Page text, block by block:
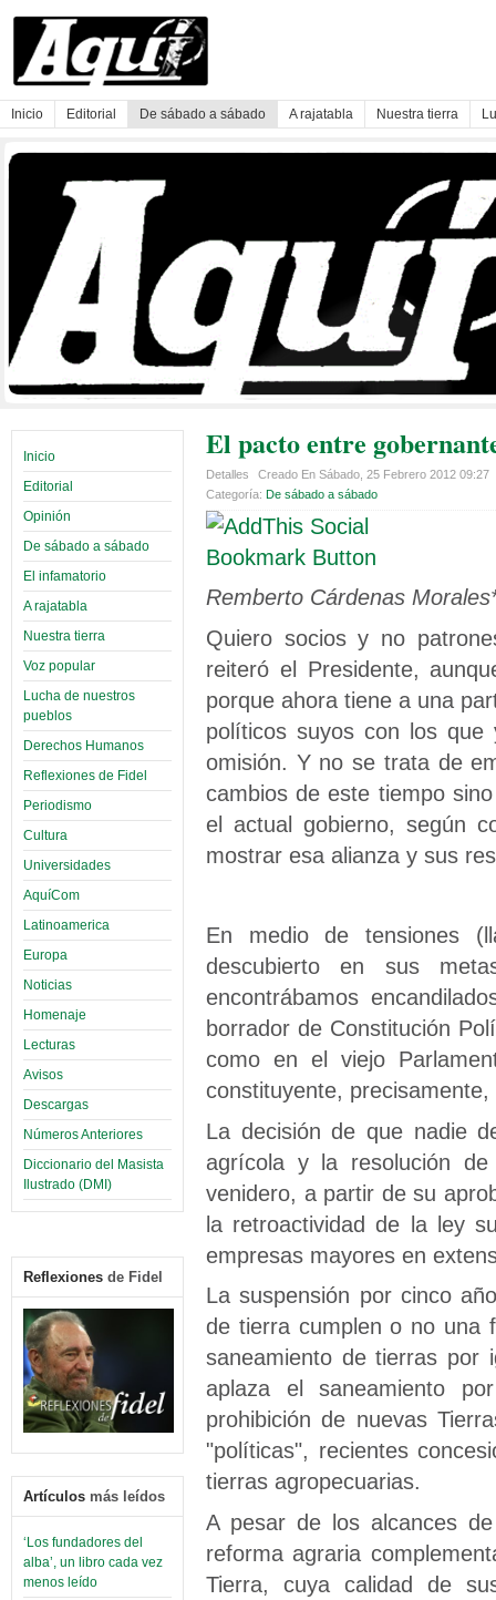
Inicio Editorial De sábado a sábado A rajatabla Nuestra tierra
Inicio
Editorial
Opinión
De sábado a sábado
El infamatorio
A rajatabla
Nuestra tierra
Voz popular
Lucha de nuestros
pueblos
Derechos Humanos
Reflexiones de Fidel
Periodismo
Cultura
Universidades
AquíCom
Latinoamerica
Europa
Noticias
Homenaje
Lecturas
Avisos
Descargas
Números Anteriores
Diccionario del Masista
Ilustrado (DMI)
Reflexiones de Fidel
Artículos más leídos
‘Los fundadores del
alba’, un libro cada vez
menos leído
El pacto entre
Detalles
Creado En Sábado, 25 Febrero 2012 09:27
Categoría: De sábado a sábado
Remberto Cárdenas
Quiero socios y no
reiteró el Presidente,
porque ahora tiene a una
políticos suyos con los que
omisión. Y no se trata de
cambios de este tiempo
el actual gobierno, según
mostrar esa alianza y sus
En medio de tensiones
descubierto en sus
encontrábamos
borrador de Constitución
como en el viejo
constituyente,
La decisión de que nadie
agrícola y la resolución
venidero, a partir de su
la retroactividad de la ley
empresas mayores en
La suspensión por cinco
de tierra cumplen o no una
saneamiento de tierras por
aplaza el saneamiento
prohibición de nuevas
"políticas", recientes
tierras agropecuarias.
A pesar de los alcances
reforma agraria
Tierra, cuya calidad de